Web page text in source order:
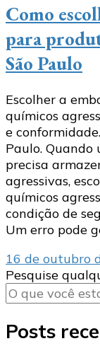
Como
para
São Paulo
Escolher a
químicos
e
Paulo.
precisa
agressivas,
químicos
condição de
Um erro pode
16 de outubro
Procurando
algo?
Pesquise
Posts